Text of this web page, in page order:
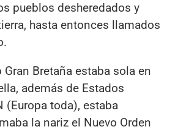
pueblos desheredados y
hasta entonces llamados
Bretaña estaba sola en
además de Estados
(Europa toda), estaba
la nariz el Nuevo Orden